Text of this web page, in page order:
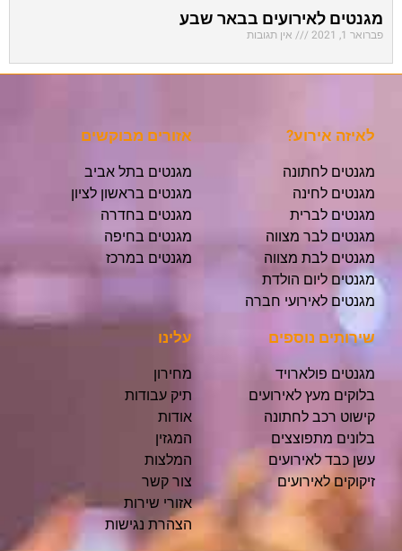
מגנטים לאירועים בבאר שבע
פברואר 1, 2021 אין תגובות
לאיזה אירוע?
מגנטים לחתונה
מגנטים לחינה
מגנטים לברית
מגנטים לבר מצווה
מגנטים לבת מצווה
מגנטים ליום הולדת
מגנטים לאירועי חברה
אזורים מבוקשים
מגנטים בתל אביב
מגנטים בראשון לציון
מגנטים בחדרה
מגנטים בחיפה
מגנטים במרכז
שירותים נוספים
מגנטים פולארויד
בלוקים מעץ לאירועים
קישוט רכב לחתונה
בלונים מתפוצצים
עשן כבד לאירועים
זיקוקים לאירועים
עלינו
מחירון
תיק עבודות
אודות
המגזין
המלצות
צור קשר
אזורי שירות
הצהרת נגישות